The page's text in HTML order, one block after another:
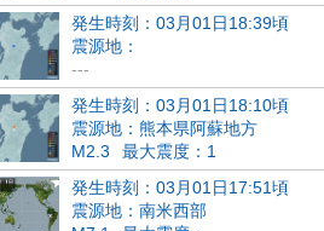
発生時刻：03月01日18:39頃
震源地：
---
発生時刻：03月01日18:10頃
震源地：熊本県阿蘇地方
M2.3
最大震度：1
発生時刻：03月01日17:51頃
震源地：南米西部